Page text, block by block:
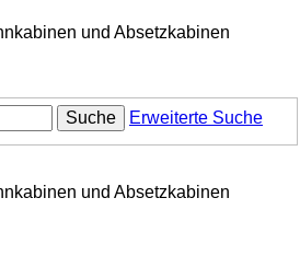
und Absetzkabinen
Suche Erweiterte Suche
und Absetzkabinen